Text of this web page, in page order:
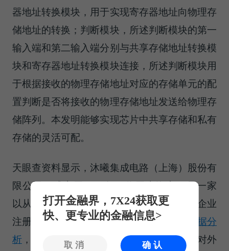
器地址转换模块，用于实现寄存器地址向物理存
储地址的转换；判断模块，所述判断模块的第一
输入端和第二输入端分别与共享存储地址转换模
块和寄存器地址转换模块连接，所述判断模块用
于根据接收的物理存储地址对应的存储单元的配
置判断是否将接收的物理存储地址发送给物理存
储阵列。本发明能够实现芯片中共享存储和私有
存储的灵活可配。
天眼查资料显示，沐曦集成电路（上海）股份有
限公司，成立于2020年，位于上海市，是一家
以从事科技推广和应用服务业为主的企业。企业
注册资本40010万人民币。通过天眼查大
数据分
析，沐曦集成电路（上海）股份有限公司共对外
打开金融界，7X24获取更
快、更专业的金融信息>
取消 确认